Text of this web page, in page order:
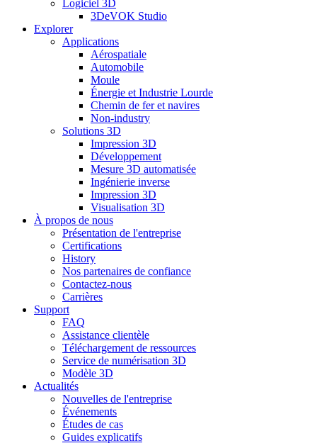
Logiciel 3D
3DeVOK Studio
Explorer
Applications
Aérospatiale
Automobile
Moule
Énergie et Industrie Lourde
Chemin de fer et navires
Non-industry
Solutions 3D
Impression 3D
Développement
Mesure 3D automatisée
Ingénierie inverse
Impression 3D
Visualisation 3D
À propos de nous
Présentation de l'entreprise
Certifications
History
Nos partenaires de confiance
Contactez-nous
Carrières
Support
FAQ
Assistance clientèle
Téléchargement de ressources
Service de numérisation 3D
Modèle 3D
Actualités
Nouvelles de l'entreprise
Événements
Études de cas
Guides explicatifs